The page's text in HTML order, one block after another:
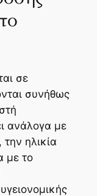
σε
συνήθως
ανάλογα με
την ηλικία
με το